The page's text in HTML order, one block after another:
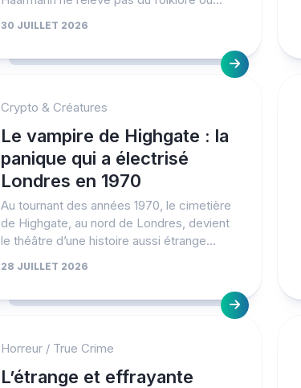
30 JUILLET 2026
Crypto & Créatures
Le vampire de Highgate : la
panique qui a électrisé
Londres en 1970
Au tournant des années 1970, le cimetière
de Highgate, au nord de Londres, devient
le théâtre d’une histoire aussi étrange...
28 JUILLET 2026
Horreur / True Crime
L’étrange et effrayante